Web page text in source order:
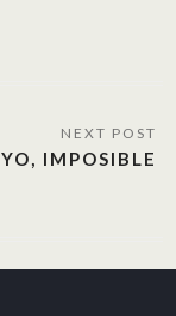
YO, IMPOSIBLE